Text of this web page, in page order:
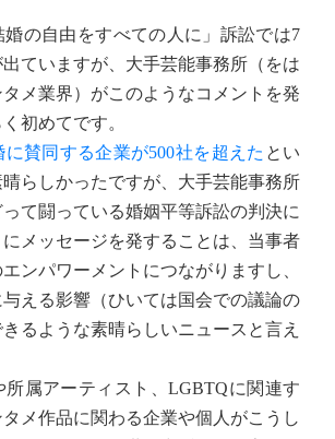
の自由をすべての人に」訴訟では7
ていますが、大手芸能事務所（をは
メ業界）がこのようなコメントを発
初めてです。
に賛同する企業が500社を超えた とい
らしかったですが、大手芸能事務所
て闘っている婚姻平等訴訟の判決に
メッセージを発することは、当事者
ンパワーメントにつながりますし、
える影響（ひいては国会での議論の
るような素晴らしいニュースと言え
属アーティスト、LGBTQに関連す
メ作品に関わる企業や個人がこうし